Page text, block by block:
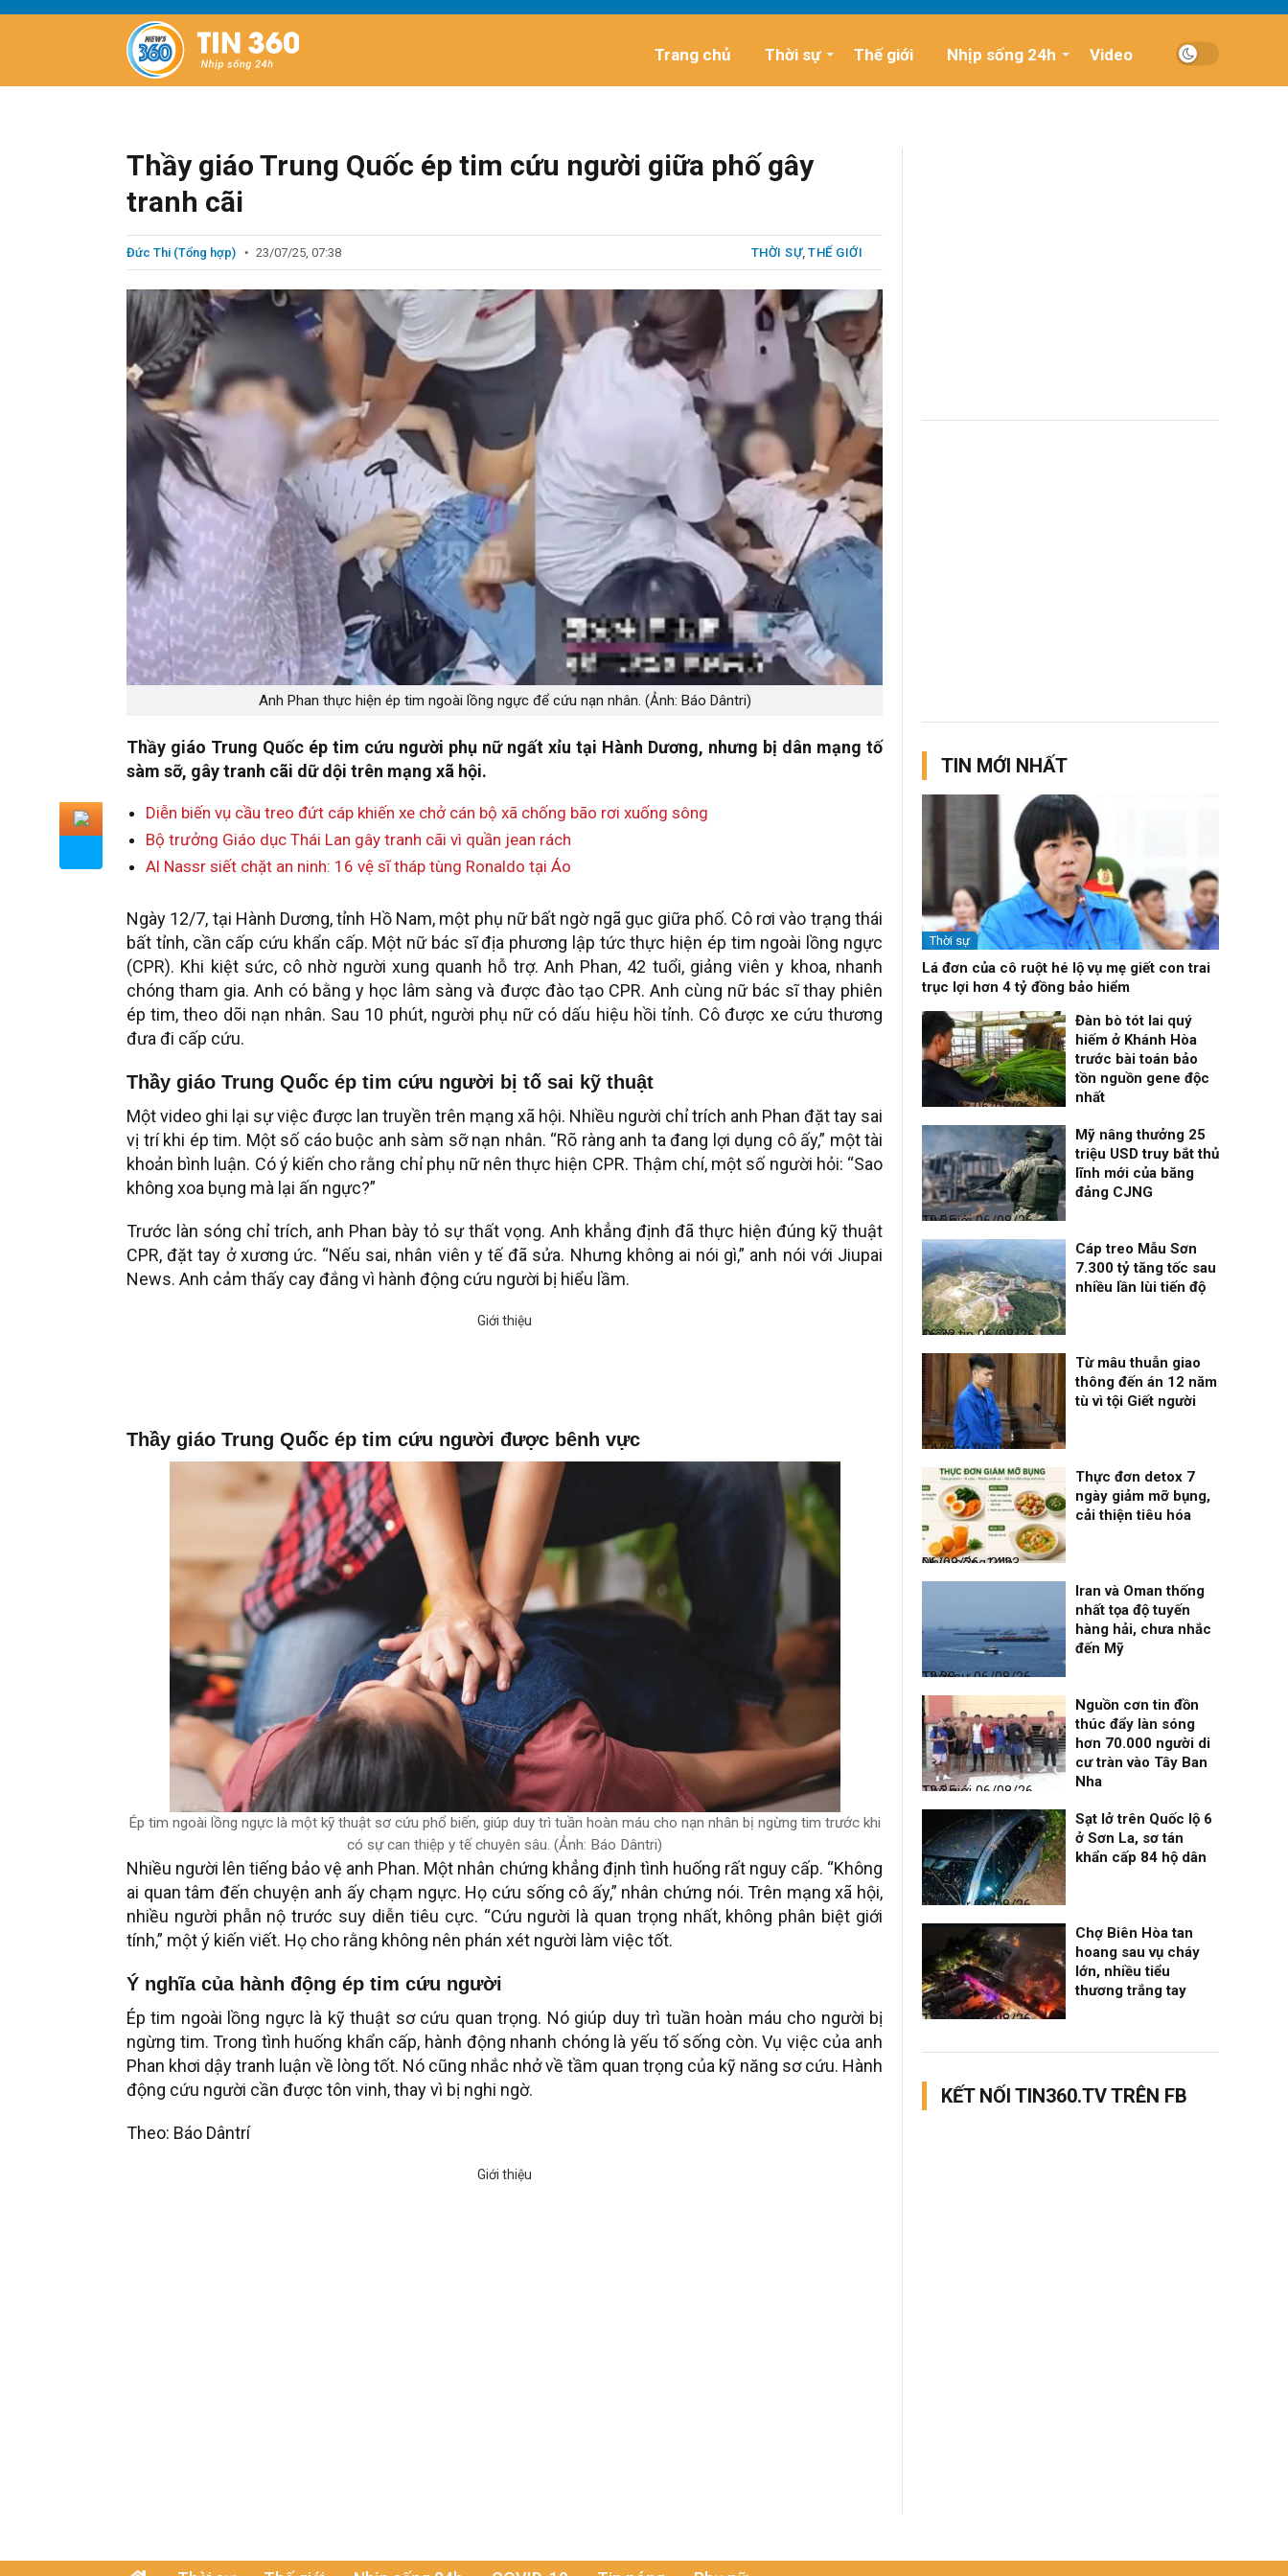
Trang chủ Thời sự Thế giới Nhịp sống 24h Video
Thầy giáo Trung Quốc ép tim cứu người giữa phố gây
tranh cãi
Đức Thi (Tổng hợp) 23/07/25, 07:38 THỜI SỰ, THẾ GIỚI
Anh Phan thực hiện ép tim ngoài lồng ngực để cứu nạn nhân. (Ảnh: Báo Dântri)
Thầy giáo Trung Quốc ép tim cứu người phụ nữ ngất xỉu tại Hành Dương, nhưng bị dân mạng tố
sàm sỡ, gây tranh cãi dữ dội trên mạng xã hội.
Diễn biến vụ cầu treo đứt cáp khiến xe chở cán bộ xã chống bão rơi xuống sông
Bộ trưởng Giáo dục Thái Lan gây tranh cãi vì quần jean rách
Al Nassr siết chặt an ninh: 16 vệ sĩ tháp tùng Ronaldo tại Áo
Ngày 12/7, tại Hành Dương, tỉnh Hồ Nam, một phụ nữ bất ngờ ngã gục giữa phố. Cô rơi vào trạng thái
bất tỉnh, cần cấp cứu khẩn cấp. Một nữ bác sĩ địa phương lập tức thực hiện ép tim ngoài lồng ngực
(CPR). Khi kiệt sức, cô nhờ người xung quanh hỗ trợ. Anh Phan, 42 tuổi, giảng viên y khoa, nhanh
chóng tham gia. Anh có bằng y học lâm sàng và được đào tạo CPR. Anh cùng nữ bác sĩ thay phiên
ép tim, theo dõi nạn nhân. Sau 10 phút, người phụ nữ có dấu hiệu hồi tỉnh. Cô được xe cứu thương
đưa đi cấp cứu.
Thầy giáo Trung Quốc ép tim cứu người bị tố sai kỹ thuật
Một video ghi lại sự việc được lan truyền trên mạng xã hội. Nhiều người chỉ trích anh Phan đặt tay sai
vị trí khi ép tim. Một số cáo buộc anh sàm sỡ nạn nhân. “Rõ ràng anh ta đang lợi dụng cô ấy,” một tài
khoản bình luận. Có ý kiến cho rằng chỉ phụ nữ nên thực hiện CPR. Thậm chí, một số người hỏi: “Sao
không xoa bụng mà lại ấn ngực?”
Trước làn sóng chỉ trích, anh Phan bày tỏ sự thất vọng. Anh khẳng định đã thực hiện đúng kỹ thuật
CPR, đặt tay ở xương ức. “Nếu sai, nhân viên y tế đã sửa. Nhưng không ai nói gì,” anh nói với Jiupai
News. Anh cảm thấy cay đắng vì hành động cứu người bị hiểu lầm.
Thầy giáo Trung Quốc ép tim cứu người được bênh vực
Ép tim ngoài lồng ngực là một kỹ thuật sơ cứu phổ biến, giúp duy trì tuần hoàn máu cho nạn nhân bị ngừng tim trước khi
có sự can thiệp y tế chuyên sâu. (Ảnh: Báo Dântri)
Nhiều người lên tiếng bảo vệ anh Phan. Một nhân chứng khẳng định tình huống rất nguy cấp. “Không
ai quan tâm đến chuyện anh ấy chạm ngực. Họ cứu sống cô ấy,” nhân chứng nói. Trên mạng xã hội,
nhiều người phẫn nộ trước suy diễn tiêu cực. “Cứu người là quan trọng nhất, không phân biệt giới
tính,” một ý kiến viết. Họ cho rằng không nên phán xét người làm việc tốt.
Ý nghĩa của hành động ép tim cứu người
Ép tim ngoài lồng ngực là kỹ thuật sơ cứu quan trọng. Nó giúp duy trì tuần hoàn máu cho người bị
ngừng tim. Trong tình huống khẩn cấp, hành động nhanh chóng là yếu tố sống còn. Vụ việc của anh
Phan khơi dậy tranh luận về lòng tốt. Nó cũng nhắc nhở về tầm quan trọng của kỹ năng sơ cứu. Hành
động cứu người cần được tôn vinh, thay vì bị nghi ngờ.
Theo: Báo Dântrí
TIN MỚI NHẤT
Thời sự
Lá đơn của cô ruột hé lộ vụ mẹ giết con trai
trục lợi hơn 4 tỷ đồng bảo hiểm
Thời sự
06/08/26, 19:09
Đàn bò tót lai quý
hiếm ở Khánh Hòa
trước bài toán bảo
tồn nguồn gene độc
nhất
Thế giới
06/08/26, 19:05
Mỹ nâng thưởng 25
triệu USD truy bắt thủ
lĩnh mới của băng
đảng CJNG
Điểm tin
06/08/26, 16:23
Cáp treo Mẫu Sơn
7.300 tỷ tăng tốc sau
nhiều lần lùi tiến độ
Thời sự
06/08/26, 14:28
Từ mâu thuẫn giao
thông đến án 12 năm
tù vì tội Giết người
Nhịp sống 24h
06/08/26, 14:23
Thực đơn detox 7
ngày giảm mỡ bụng,
cải thiện tiêu hóa
Thời sự
06/08/26, 12:38
Iran và Oman thống
nhất tọa độ tuyến
hàng hải, chưa nhắc
đến Mỹ
Thế giới
06/08/26, 12:35
Nguồn cơn tin đồn
thúc đẩy làn sóng
hơn 70.000 người di
cư tràn vào Tây Ban
Nha
Thời sự
06/08/26, 12:33
Sạt lở trên Quốc lộ 6
ở Sơn La, sơ tán
khẩn cấp 84 hộ dân
Thời sự
06/08/26, 12:30
Chợ Biên Hòa tan
hoang sau vụ cháy
lớn, nhiều tiểu
thương trắng tay
KẾT NỐI TIN360.TV TRÊN FB